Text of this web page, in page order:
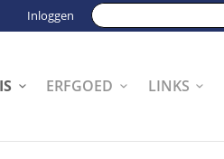
Zoeken:
Inloggen
ERFGOED LINKS